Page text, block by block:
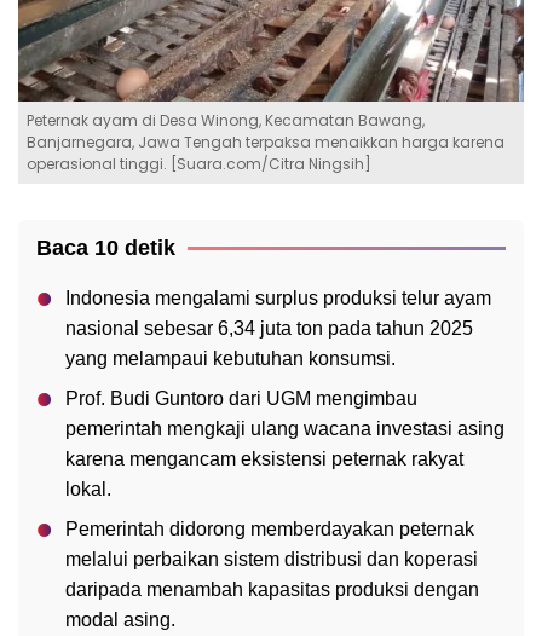
Peternak ayam di Desa Winong, Kecamatan Bawang,
Banjarnegara, Jawa Tengah terpaksa menaikkan harga karena
operasional tinggi. [Suara.com/Citra Ningsih]
Baca 10 detik
Indonesia mengalami surplus produksi telur ayam
nasional sebesar 6,34 juta ton pada tahun 2025
yang melampaui kebutuhan konsumsi.
Prof. Budi Guntoro dari UGM mengimbau
pemerintah mengkaji ulang wacana investasi asing
karena mengancam eksistensi peternak rakyat
lokal.
Pemerintah didorong memberdayakan peternak
melalui perbaikan sistem distribusi dan koperasi
daripada menambah kapasitas produksi dengan
modal asing.